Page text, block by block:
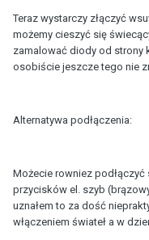
Teraz wystarczy złączyć
możemy cieszyć się
zamalować diody od strony
osobiście jeszcze tego nie
Alternatywa podłączenia:
Możecie rowniez
przycisków el. szyb
uznałem to za dość
włączeniem świateł a w